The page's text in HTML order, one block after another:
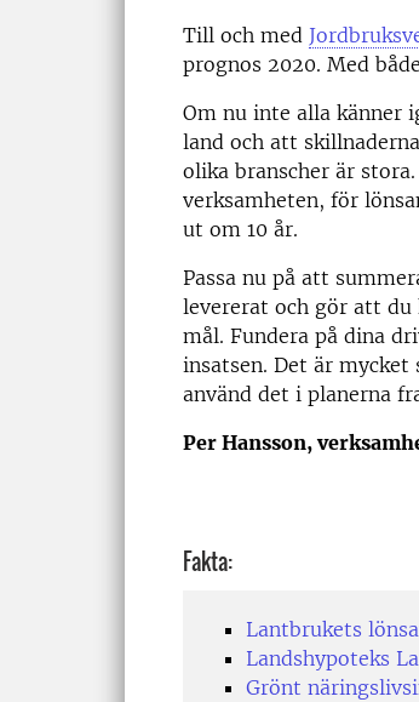
Till och med
prognos 2020. Med
Om nu inte alla känner
land och att
olika branscher är
verksamheten, för
ut om 10 år.
Passa nu på att
levererat och gör att du
mål. Fundera på dina
insatsen. Det är
använd det i planerna
Per Hansson,
Fakta:
Lantbrukets
Landshypoteks
Grönt